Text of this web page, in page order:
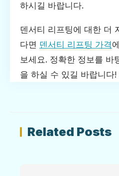
하시길 바랍니다.
덴서티 리프팅에 대한 더
다면 덴서티 리프팅 가격
보세요. 정확한 정보를 바
을 하실 수 있길 바랍니다!
Related Posts